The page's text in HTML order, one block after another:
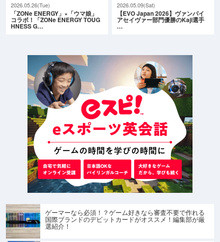
2026.05.26(Tue)
「ZONe ENERGY」×「ウマ娘」
コラボ！「ZONe ENERGY TOUG
HNESS G…
2026.05.09(Sat)
【EVO Japan 2026】ヴァンパイ
アセイヴァー部門優勝のKaji選手
…
ゲーマーなら必須！？ゲーム好きなら審査不要で作れる
国際ブランドのデビットカードがオススメ！編集部が厳
選紹介！